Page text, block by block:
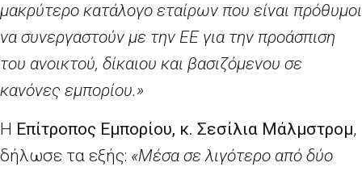
μακρύτερο κατάλογο εταίρων που είναι πρόθυμοι
να συνεργαστούν με την ΕΕ για την προάσπιση
του ανοικτού, δίκαιου και βασιζόμενου σε
κανόνες εμπορίου.»
Η Επίτροπος Εμπορίου, κ. Σεσίλια Μάλμστρομ,
δήλωσε τα εξής: «Μέσα σε λιγότερο από δύο